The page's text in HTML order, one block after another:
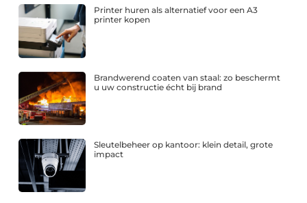
Printer huren als alternatief voor een A3
printer kopen
Brandwerend coaten van staal: zo beschermt
u uw constructie écht bij brand
Sleutelbeheer op kantoor: klein detail, grote
impact